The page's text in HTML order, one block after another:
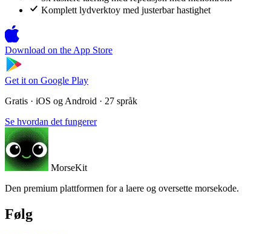
Komplett lydverktoy med justerbar hastighet
Download on the App Store
Get it on Google Play
Gratis · iOS og Android · 27 språk
Se hvordan det fungerer
MorseKit
Den premium plattformen for a laere og oversette morsekode.
Følg